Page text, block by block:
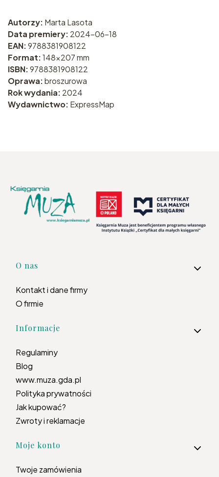
Autorzy: Marta Lasota
Data premiery: 2024-06-18
EAN:9788381908122
Format:148x207 mm
ISBN:9788381908122
Oprawa:broszurowa
Rok wydania: 2024
Wydawnictwo: ExpressMap
Linki w stopce
O nas
Kontakt i dane firmy
O firmie
Informacje
Regulaminy
Blog
www.muza.gda.pl
Polityka prywatności
Jak kupować?
Zwroty i reklamacje
Moje konto
Twoje zamówienia